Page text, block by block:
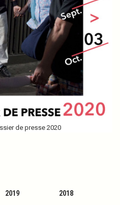
de presse 2020
2019 2018